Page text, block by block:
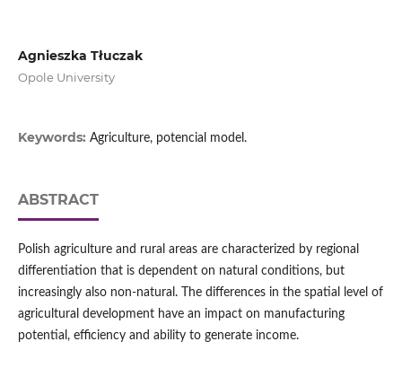
Agnieszka Tłuczak
Opole University
Keywords: Agriculture, potencial model.
ABSTRACT
Polish agriculture and rural areas are characterized by regional
differentiation that is dependent on natural conditions, but
increasingly also non-natural. The differences in the spatial level of
agricultural development have an impact on manufacturing
potential, efficiency and ability to generate income.